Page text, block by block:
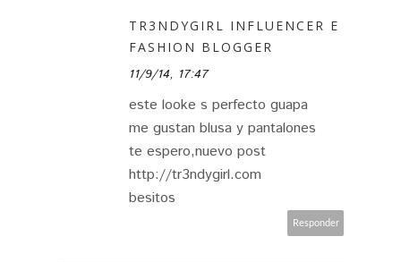
TR3NDYGIRL INFLUENCER E
FASHION BLOGGER
11/9/14, 17:47
este looke s perfecto guapa
me gustan blusa y pantalones
te espero,nuevo post
http://tr3ndygirl.com
besitos
Responder